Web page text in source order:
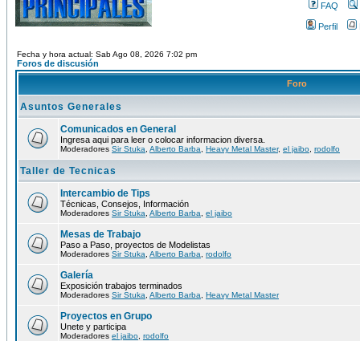
FAQ
Perfil
Fecha y hora actual: Sab Ago 08, 2026 7:02 pm
Foros de discusión
Foro
Asuntos Generales
Comunicados en General
Ingresa aqui para leer o colocar informacion diversa.
Moderadores Sir Stuka Alberto Barba Heavy Metal Master, el jaibo rodolfo
Taller de Tecnicas
Intercambio de Tips
Técnicas, Consejos, Información
Moderadores Sir Stuka Alberto Barba el jaibo
Mesas de Trabajo
Paso a Paso, proyectos de Modelistas
Moderadores Sir Stuka Alberto Barba rodolfo
Galería
Exposición trabajos terminados
Moderadores Sir Stuka Alberto Barba Heavy Metal Master
Proyectos en Grupo
Unete y participa
Moderadores el jaibo rodolfo